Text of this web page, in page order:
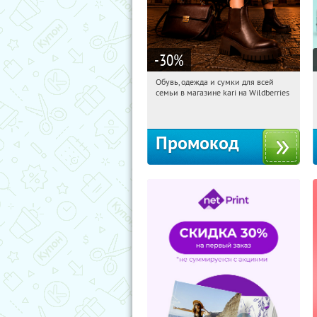
-30%
22:17:27 Получили:
Обувь, одежда и сумки для всей
семьи в магазине kari на Wildberries
Промокод